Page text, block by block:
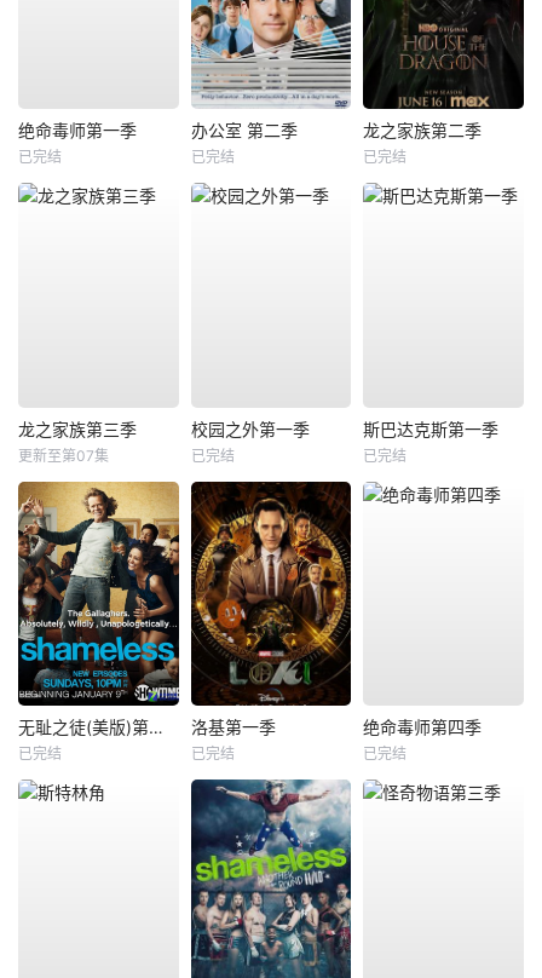
绝命毒师第一季
已完结
办公室 第二季
已完结
龙之家族第二季
已完结
龙之家族第三季
更新至第07集
校园之外第一季
已完结
斯巴达克斯第一季
已完结
无耻之徒(美版)第一季
已完结
洛基第一季
已完结
绝命毒师第四季
已完结